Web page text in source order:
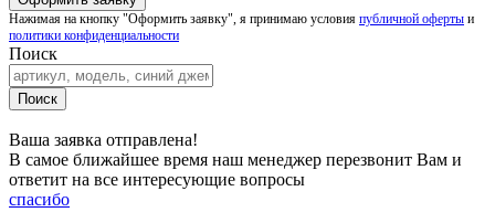
Нажимая на кнопку "Оформить заявку", я принимаю условия публичной оферты и
политики конфиденциальности
Поиск
Ваша заявка отправлена!
В самое ближайшее время наш менеджер перезвонит Вам и
ответит на все интересующие вопросы
спасибо